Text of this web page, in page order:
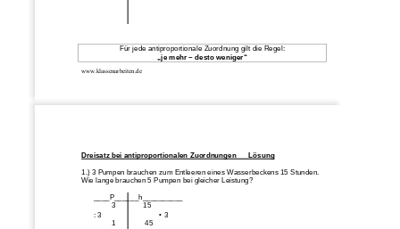
www.klassenarbeiten.de
Für jede antiproportionale Zuordnung gilt die Regel:
„je mehr – desto weniger“
Dreisatz bei antiproportionalen Zuordnungen      Lösung
1.) 3 Pumpen brauchen zum Entleeren eines Wasserbeckens 15 Stunden.
Wie lange brauchen 5 Pumpen bei gleicher Leistung?
      ____P______h__________
3
15
      : 3
• 3
1
45